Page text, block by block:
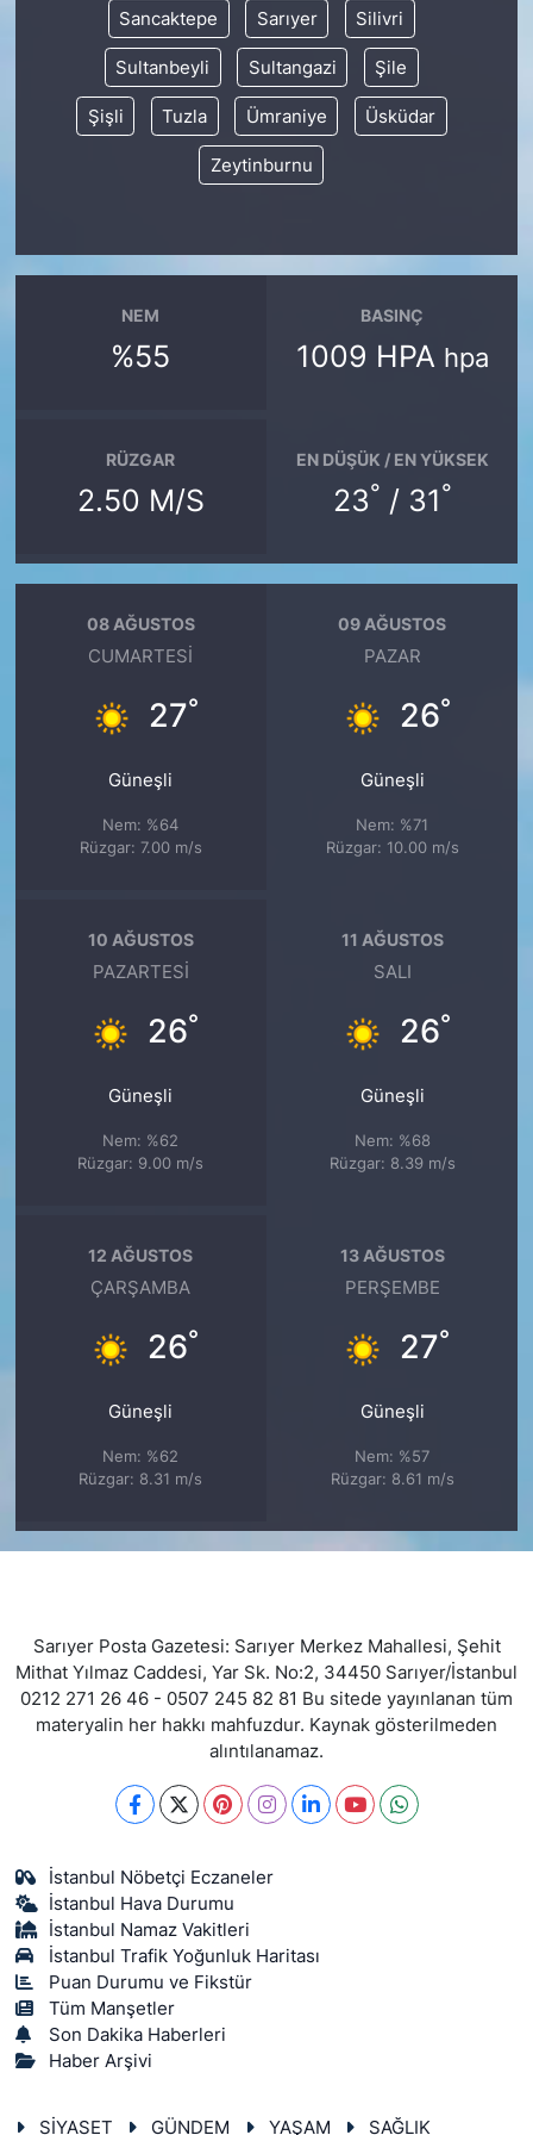
Sancaktepe Sarıyer Silivri
Sultanbeyli Sultangazi Şile
Şişli Tuzla Ümraniye Üsküdar
Zeytinburnu
NEM
%55
BASINÇ
1009 HPA hpa
RÜZGAR
2.50 M/S
EN DÜŞÜK / EN YÜKSEK
23° / 31°
08 AĞUSTOS
CUMARTESI
27°
Güneşli
Nem: %64
Rüzgar: 7.00 m/s
09 AĞUSTOS
PAZAR
26°
Güneşli
Nem: %71
Rüzgar: 10.00 m/s
10 AĞUSTOS
PAZARTESI
26°
Güneşli
Nem: %62
Rüzgar: 9.00 m/s
11 AĞUSTOS
SALI
26°
Güneşli
Nem: %68
Rüzgar: 8.39 m/s
12 AĞUSTOS
ÇARŞAMBA
26°
Güneşli
Nem: %62
Rüzgar: 8.31 m/s
13 AĞUSTOS
PERŞEMBE
27°
Güneşli
Nem: %57
Rüzgar: 8.61 m/s
Sarıyer Posta Gazetesi: Sarıyer Merkez Mahallesi, Şehit
Mithat Yılmaz Caddesi, Yar Sk. No:2, 34450 Sarıyer/İstanbul
0212 271 26 46 - 0507 245 82 81 Bu sitede yayınlanan tüm
materyalin her hakkı mahfuzdur. Kaynak gösterilmeden
alıntılanamaz.
İstanbul Nöbetçi Eczaneler
İstanbul Hava Durumu
İstanbul Namaz Vakitleri
İstanbul Trafik Yoğunluk Haritası
Puan Durumu ve Fikstür
Tüm Manşetler
Son Dakika Haberleri
Haber Arşivi
SİYASET GÜNDEM YAŞAM SAĞLIK